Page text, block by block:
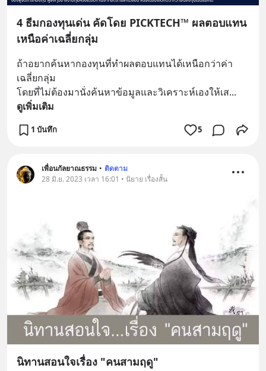
4 ธีมกองทุนเด่น คัดโดย PICKTECH™ ผลตอบแทน
เหนือค่าเฉลี่ยกลุ่ม
ถ้าอยากค้นหากองทุนที่ทำผลตอบแทนได้เหนือกว่าค่า
เฉลี่ยกลุ่ม
โดยที่ไม่ต้องมานั่งค้นหาข้อมูลและวิเคราะห์เองให้เส...
ดูเพิ่มเติม
1 บันทึก 5
เพื่อนกัลยาณธรรม • ติดตาม
28 มิ.ย. 2023 เวลา 16:01 • นิยาย เรื่องสั้น
นิทานสอนใจเรื่อง "คนสามฤดู"